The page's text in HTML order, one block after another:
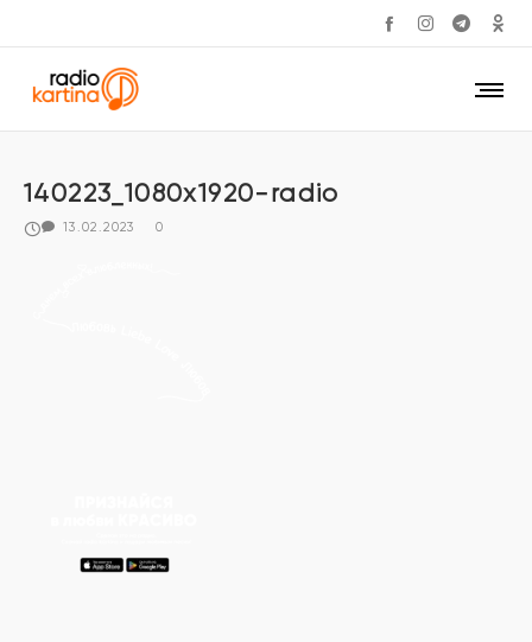
140223_1080x1920-radio
13.02.2023 0